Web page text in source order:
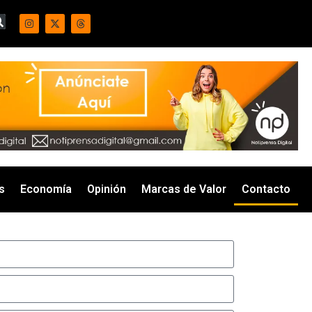
Economía Opinión Marcas de Valor Contacto